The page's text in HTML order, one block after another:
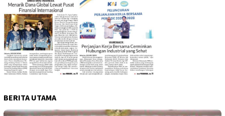
BERITA UTAMA